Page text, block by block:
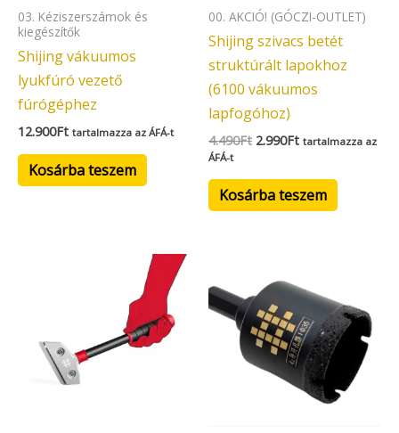
03. Kéziszerszámok és
kiegészítők
Shijing vákuumos
lyukfúró vezető
fúrógéphez
12.900Ft tartalmazza az ÁFÁ-t
Kosárba teszem
00. AKCIÓ! (GÓCZI-OUTLET)
Shijing szivacs betét
struktúrált lapokhoz
(6100 vákuumos
lapfogóhoz)
4.490Ft 2.990Ft tartalmazza az
ÁFÁ-t
Kosárba teszem